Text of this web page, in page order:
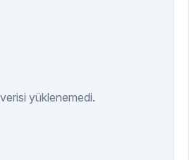
yüklenemedi.